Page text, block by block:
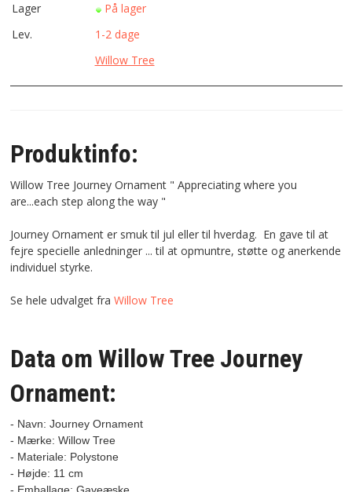
Lager
På lager
Lev.
1-2 dage
Willow Tree
Produktinfo:
Willow Tree Journey Ornament " Appreciating where you
are...each step along the way "
Journey Ornament er smuk til jul eller til hverdag. En gave til at
fejre specielle anledninger ... til at opmuntre, støtte og anerkende
individuel styrke.
Se hele udvalget fra Willow Tree
Data om Willow Tree Journey
Ornament:
- Navn: Journey Ornament
- Mærke: Willow Tree
- Materiale: Polystone
- Højde: 11 cm